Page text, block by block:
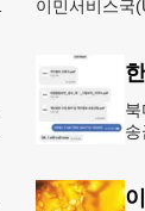
이민서비스국